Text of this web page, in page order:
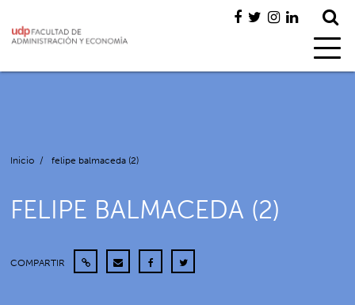
Inicio / felipe balmaceda (2)
FELIPE BALMACEDA (2)
COMPARTIR